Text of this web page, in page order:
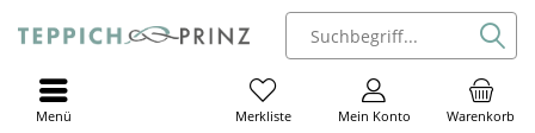
Warenkorb
Mein Konto
Merkliste
Menü